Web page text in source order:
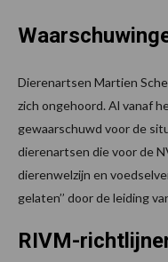
Dierenartsen Martien
zich ongehoord. Al vanaf
gewaarschuwd voor de
dierenartsen die voor de
dierenwelzijn en
gelaten’’ door de leiding
RIVM-